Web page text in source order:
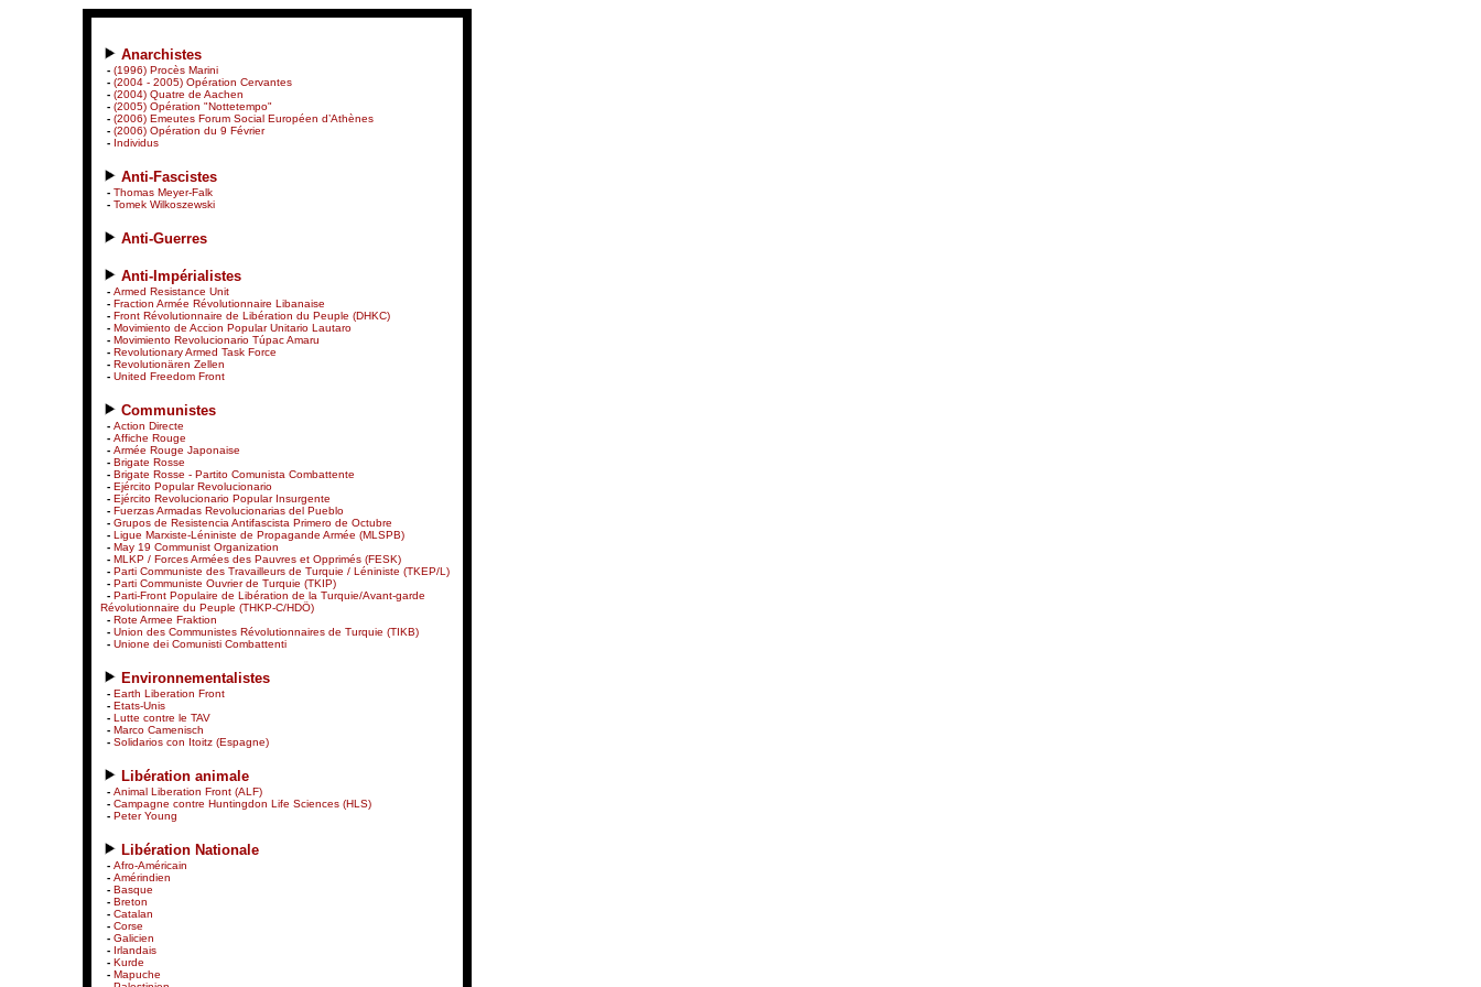
Anarchistes
- (1996) Procès Marini
- (2004 - 2005) Opération Cervantes
- (2004) Quatre de Aachen
- (2005) Opération "Nottetempo"
- (2006) Emeutes Forum Social Européen d’Athènes
- (2006) Opération du 9 Février
- Individus
Anti-Fascistes
- Thomas Meyer-Falk
- Tomek Wilkoszewski
Anti-Guerres
Anti-Impérialistes
- Armed Resistance Unit
- Fraction Armée Révolutionnaire Libanaise
- Front Révolutionnaire de Libération du Peuple (DHKC)
- Movimiento de Accion Popular Unitario Lautaro
- Movimiento Revolucionario Túpac Amaru
- Revolutionary Armed Task Force
- Revolutionären Zellen
- United Freedom Front
Communistes
- Action Directe
- Affiche Rouge
- Armée Rouge Japonaise
- Brigate Rosse
- Brigate Rosse - Partito Comunista Combattente
- Ejército Popular Revolucionario
- Ejército Revolucionario Popular Insurgente
- Fuerzas Armadas Revolucionarias del Pueblo
- Grupos de Resistencia Antifascista Primero de Octubre
- Ligue Marxiste-Léniniste de Propagande Armée (MLSPB)
- May 19 Communist Organization
- MLKP / Forces Armées des Pauvres et Opprimés (FESK)
- Parti Communiste des Travailleurs de Turquie / Léniniste (TKEP/L)
- Parti Communiste Ouvrier de Turquie (TKIP)
- Parti-Front Populaire de Libération de la Turquie/Avant-garde
Révolutionnaire du Peuple (THKP-C/HDÖ)
- Rote Armee Fraktion
- Union des Communistes Révolutionnaires de Turquie (TIKB)
- Unione dei Comunisti Combattenti
Environnementalistes
- Earth Liberation Front
- Etats-Unis
- Lutte contre le TAV
- Marco Camenisch
- Solidarios con Itoitz (Espagne)
Libération animale
- Animal Liberation Front (ALF)
- Campagne contre Huntingdon Life Sciences (HLS)
- Peter Young
Libération Nationale
- Afro-Américain
- Amérindien
- Basque
- Breton
- Catalan
- Corse
- Galicien
- Irlandais
- Kurde
- Mapuche